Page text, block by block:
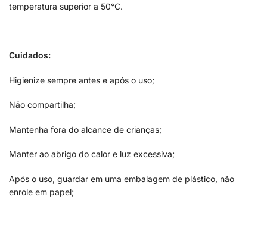
temperatura superior a 50°C.
Cuidados:
Higienize sempre antes e após o uso;
Não compartilha;
Mantenha fora do alcance de crianças;
Manter ao abrigo do calor e luz excessiva;
Após o uso, guardar em uma embalagem de plástico, não
enrole em papel;